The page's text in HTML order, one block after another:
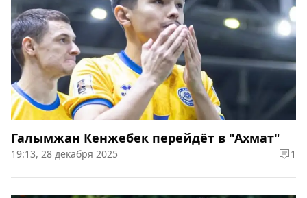
Галымжан Кенжебек перейдёт в "Ахмат"
19:13, 28 декабря 2025 1